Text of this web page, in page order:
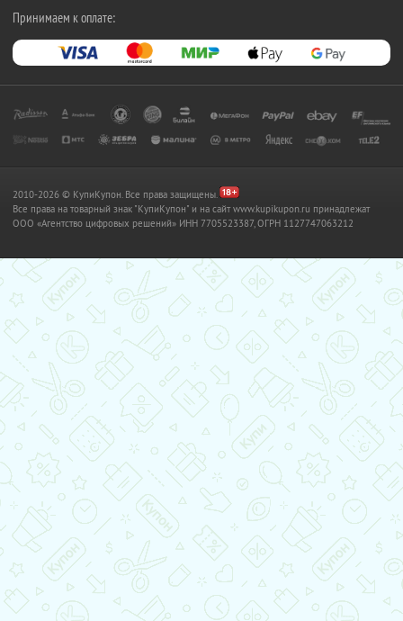
Принимаем к оплате:
2010-2026 © КупиКупон. Все права защищены.
Все права на товарный знак "КупиКупон" и на сайт www.kupikupon.ru принадлежат
OOO «Агентство цифровых решений» ИНН 7705523387, ОГРН 1127747063212